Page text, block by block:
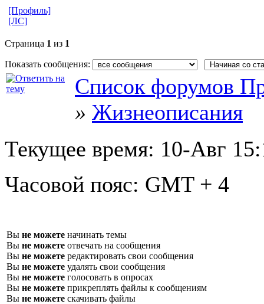
[Профиль]
[ЛС]
Страница 1 из 1
Показать сообщения:
Список форумов
» Жизнеописания
Текущее время: 10-Авг
Часовой пояс: GMT + 4
Вы не можете начинать темы
Вы не можете отвечать на сообщения
Вы не можете редактировать свои сообщения
Вы не можете удалять свои сообщения
Вы не можете голосовать в опросах
Вы не можете прикреплять файлы к сообщениям
Вы не можете скачивать файлы